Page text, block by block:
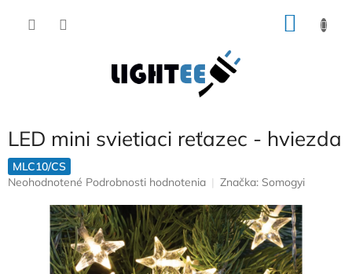
LED mini svietiaci reťazec - hviezda
MLC10/CS
Priemerné
produktu
Neohodnotené Podrobnosti hodnotenia Značka: Somogyi